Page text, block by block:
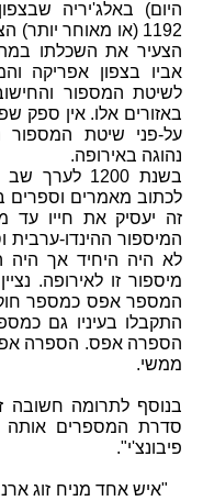
היום) באלג'יריה
1192 (או מאוחר
הצעיר את השכלתו
אביו בצפון אפריקה
לשיטת המספור
באזורים אלו. אין ספק
על-פני שיטת המספור
נהוגה באירופה.
בשנת 1200
לכתוב מאמרים
זה יעסיק את חייו עד
המיספור ההינדו-ערבית
לא היה היחיד אך היה
מיספור זו לאירופה.
התקבלו בעיניו גם
הספרה אפס. הספרה
ממשי.
בנוסף לתרומה חשובה
סדרת המספרים אותה
פיבונצ'י".
"איש אחד מניח זוג